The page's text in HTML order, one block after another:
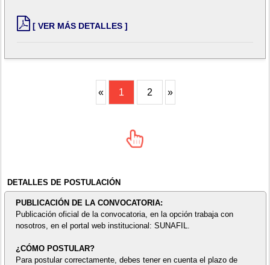
[ VER MÁS DETALLES ]
« 1 2 »
DETALLES DE POSTULACIÓN
PUBLICACIÓN DE LA CONVOCATORIA:
Publicación oficial de la convocatoria, en la opción trabaja con
nosotros, en el portal web institucional: SUNAFIL.
¿CÓMO POSTULAR?
Para postular correctamente, debes tener en cuenta el plazo de